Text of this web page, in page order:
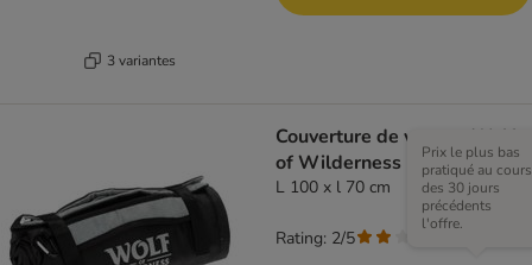
3 variantes
Couverture de voyage Wolf
of Wilderness
L 100 x l 70 cm
Prix le plus bas
pratiqué au cours
des 30 jours
précédents
l'offre.
Rating: 2/5